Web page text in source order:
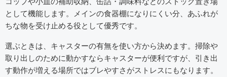
として機能します。メインの食器棚になりにくい分、あふれが
ちな物を受け止める役として優秀です。
選ぶときは、キャスターの有無を使い方から決めます。掃除や
取り出しのために動かすならキャスターが便利ですが、引き出
す動作が増える場所ではブレやすさがストレスにもなります。